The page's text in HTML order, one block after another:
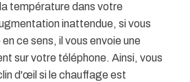
température dans votre
inattendue, si vous
ce sens, il vous envoie une
sur votre téléphone. Ainsi, vous
d'œil si le chauffage est